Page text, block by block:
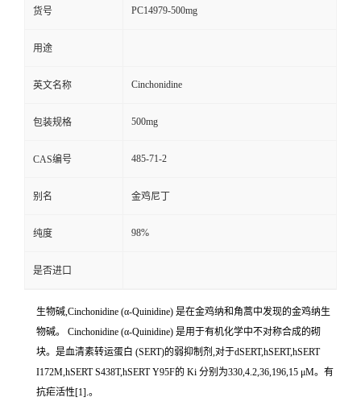
货号 PC14979-500mg
用途
英文名称 Cinchonidine
包装规格 500mg
CAS编号 485-71-2
别名 金鸡尼丁
纯度 98%
是否进口
生物碱,Cinchonidine (α-Quinidine) 是在金鸡纳和角蒿中发现的金鸡纳生
物碱。 Cinchonidine (α-Quinidine) 是用于有机化学中不对称合成的砌
块。是血清素转运蛋白 (SERT)的弱抑制剂,对于dSERT,hSERT,hSERT
I172M,hSERT S438T,hSERT Y95F的 Ki 分别为330,4.2,36,196,15 μM。有
抗疟活性[1].。